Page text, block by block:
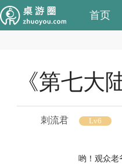
首页
《第七大
刺流君 Lv6
哟！观众老